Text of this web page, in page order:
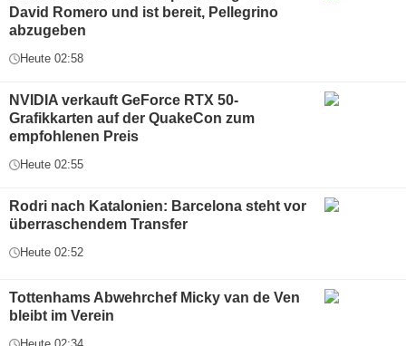
David Romero und ist bereit, Pellegrino
abzugeben
Heute 02:58
NVIDIA verkauft GeForce RTX 50-
Grafikkarten auf der QuakeCon zum
empfohlenen Preis
Heute 02:55
Rodri nach Katalonien: Barcelona steht vor
überraschendem Transfer
Heute 02:52
Tottenhams Abwehrchef Micky van de Ven
bleibt im Verein